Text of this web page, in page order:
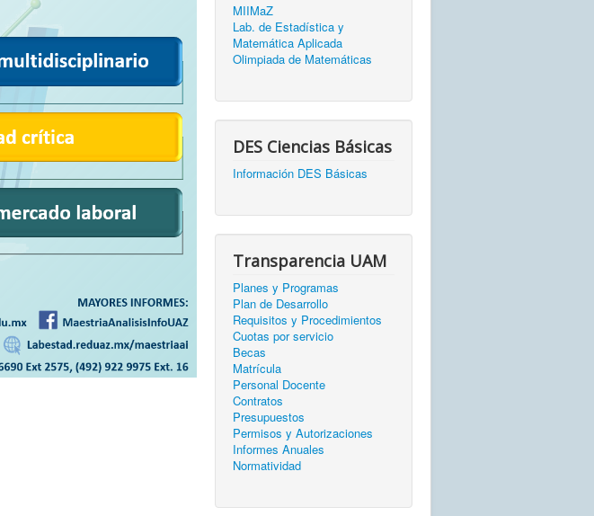
MIIMaZ
Lab. de Estadística y
Matemática Aplicada
Olimpiada de Matemáticas
DES Ciencias Básicas
Información DES Básicas
Transparencia UAM
Planes y Programas
Plan de Desarrollo
Requisitos y Procedimientos
Cuotas por servicio
Becas
Matrícula
Personal Docente
Contratos
Presupuestos
Permisos y Autorizaciones
Informes Anuales
Normatividad